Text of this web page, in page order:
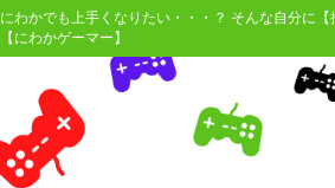
にわかでも上手くなりたい・・・？ そんな自分に
【にわかゲーマー】